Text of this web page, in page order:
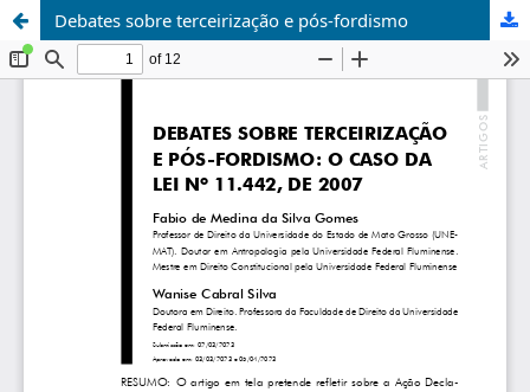
Debates sobre terceirização e pós-fordismo